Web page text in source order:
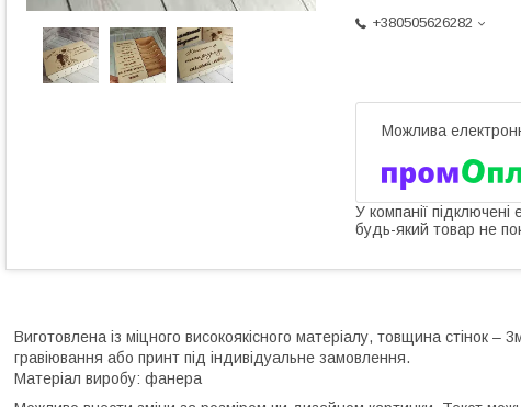
+380505626282
У компанії
будь-який товар не
Виготовлена із міцного високоякісного матеріалу, товщина стінок
гравіювання або принт під індивідуальне замовлення.
Матеріал виробу: фанера